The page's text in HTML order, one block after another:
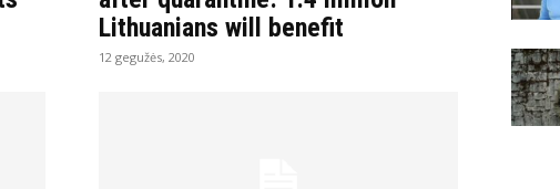
Lithuanians will benefit
12 gegužės, 2020